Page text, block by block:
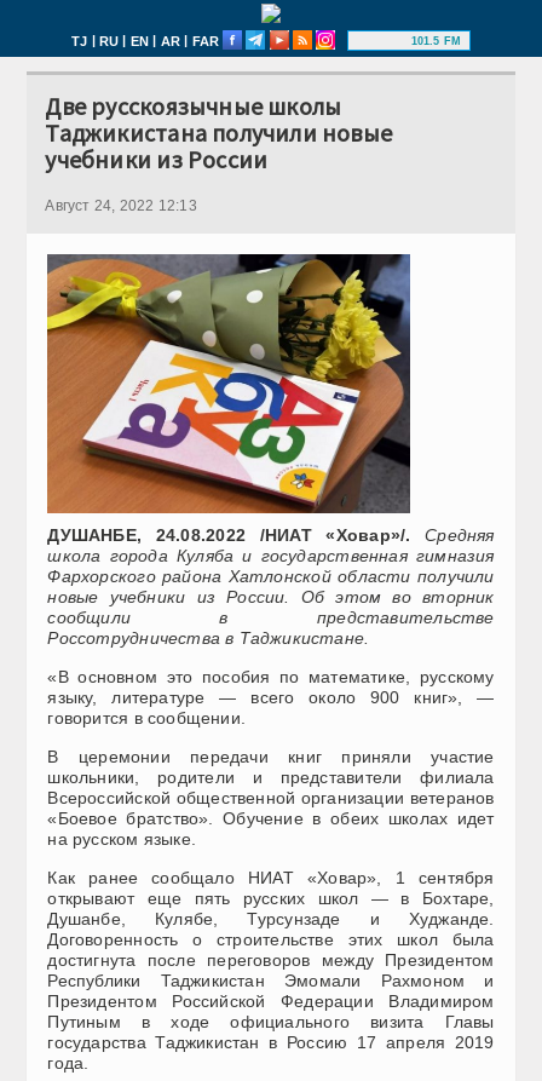
TJ | RU | EN | AR | FAR 101.5 FM
Две русскоязычные школы
Таджикистана получили новые
учебники из России
Август 24, 2022 12:13
ДУШАНБЕ, 24.08.2022 /НИАТ «Ховар»/.
Средняя
школа города Куляба и государственная гимназия
Фархорского района Хатлонской области получили
новые учебники из России. Об этом во вторник
сообщили в представительстве
Россотрудничества в Таджикистане.
«В основном это пособия по математике, русскому
языку, литературе — всего около 900 книг», —
говорится в сообщении.
В церемонии передачи книг приняли участие
школьники, родители и представители филиала
Всероссийской общественной организации ветеранов
«Боевое братство». Обучение в обеих школах идет
на русском языке.
Как ранее сообщало НИАТ «Ховар», 1 сентября
открывают еще пять русских школ — в Бохтаре,
Душанбе, Кулябе, Турсунзаде и Худжанде.
Договоренность о строительстве этих школ была
достигнута после переговоров между Президентом
Республики Таджикистан Эмомали Рахмоном и
Президентом Российской Федерации Владимиром
Путиным в ходе официального визита Главы
государства Таджикистан в Россию 17 апреля 2019
года.